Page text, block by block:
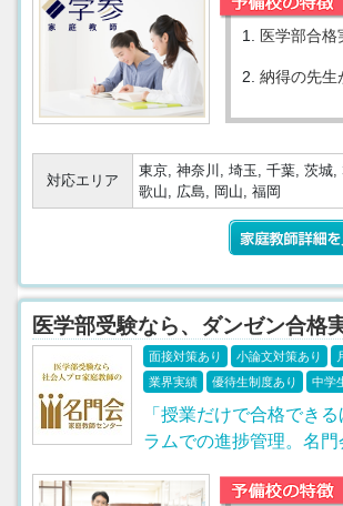
1. 医学部合格
2. 納得の先生
対応エリア
東京, 神奈川, 埼玉, 千葉, 茨城
歌山, 広島, 岡山, 福岡
医学部受験なら、ダンゼン合格
面接対策あり 小論文対策あり
業界実績
優待生制度あり 中学
「授業だけで合格でき
ラムでの進捗管理。名